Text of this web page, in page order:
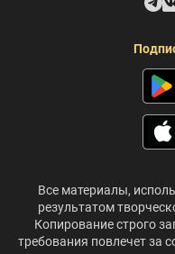
Все материалы,
результатом
Копирование строго
требования повлечет за